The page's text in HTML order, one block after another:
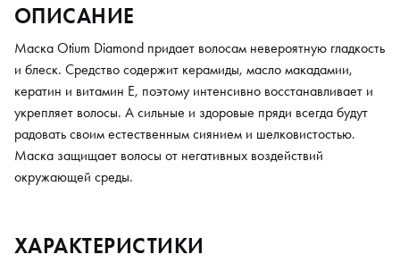
ОПИСАНИЕ
Маска Otium Diamond придает волосам невероятную гладкость
и блеск. Средство содержит керамиды, масло макадамии,
кератин и витамин Е, поэтому интенсивно восстанавливает и
укрепляет волосы. А сильные и здоровые пряди всегда будут
радовать своим естественным сиянием и шелковистостью.
Маска защищает волосы от негативных воздействий
окружающей среды.
ХАРАКТЕРИСТИКИ